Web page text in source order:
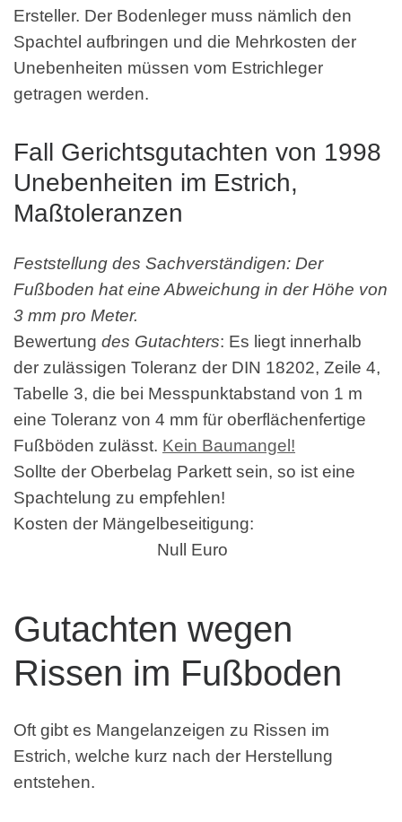
Ersteller. Der Bodenleger muss nämlich den
Spachtel aufbringen und die Mehrkosten der
Unebenheiten müssen vom Estrichleger
getragen werden.
Fall Gerichtsgutachten von 1998
Unebenheiten im Estrich,
Maßtoleranzen
Feststellung des Sachverständigen: Der
Fußboden hat eine Abweichung in der Höhe von
3 mm pro Meter.
Bewertung des Gutachters: Es liegt innerhalb
der zulässigen Toleranz der DIN 18202, Zeile 4,
Tabelle 3, die bei Messpunktabstand von 1 m
eine Toleranz von 4 mm für oberflächenfertige
Fußböden zulässt. Kein Baumangel!
Sollte der Oberbelag Parkett sein, so ist eine
Spachtelung zu empfehlen!
Kosten der Mängelbeseitigung:
Null Euro
Gutachten wegen
Rissen im Fußboden
Oft gibt es Mangelanzeigen zu Rissen im
Estrich, welche kurz nach der Herstellung
entstehen.